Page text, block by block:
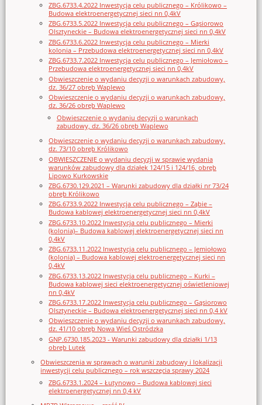
ZBG.6733.4.2022 Inwestycja celu publicznego – Królikowo –
Budowa elektroenergetycznej sieci nn 0,4kV
ZBG.6733.5.2022 Inwestycja celu publicznego – Gąsiorowo
Olsztyneckie – Budowa elektroenergetycznej sieci nn 0,4kV
ZBG.6733.6.2022 Inwestycja celu publicznego – Mierki
kolonia – Przebudowa elektroenergetycznej sieci nn 0,4kV
ZBG.6733.7.2022 Inwestycja celu publicznego – Jemiołowo –
Przebudowa elektroenergetycznej sieci nn 0,4kV
Obwieszczenie o wydaniu decyzji o warunkach zabudowy,
dz. 36/27 obręb Waplewo
Obwieszczenie o wydaniu decyzji o warunkach zabudowy,
dz. 36/26 obręb Waplewo
Obwieszczenie o wydaniu decyzji o warunkach
zabudowy, dz. 36/26 obręb Waplewo
Obwieszczenie o wydaniu decyzji o warunkach zabudowy,
dz. 73/10 obręb Królikowo
OBWIESZCZENIE o wydaniu decyzji w sprawie wydania
warunków zabudowy dla działek 124/15 i 124/16, obręb
Lipowo Kurkowskie
ZBG.6730.129.2021 – Warunki zabudowy dla działki nr 73/24
obręb Królikowo
ZBG.6733.9.2022 Inwestycja celu publicznego – Ząbie –
Budowa kablowej elektroenergetycznej sieci nn 0,4kV
ZBG.6733.10.2022 Inwestycja celu publicznego – Mierki
(kolonia)– Budowa kablowej elektroenergetycznej sieci nn
0,4kV
ZBG.6733.11.2022 Inwestycja celu publicznego – Jemiołowo
(kolonia) – Budowa kablowej elektroenergetycznej sieci nn
0,4kV
ZBG.6733.13.2022 Inwestycja celu publicznego – Kurki –
Budowa kablowej sieci elektroenergetycznej oświetleniowej
nn 0,4kV
ZBG.6733.17.2022 Inwestycja celu publicznego – Gąsiorowo
Olsztyneckie – Budowa elektroenergetycznej sieci nn 0,4 kV
Obwieszczenie o wydaniu decyzji o warunkach zabudowy,
dz. 41/10 obręb Nowa Wieś Ostródzka
GNP.6730.185.2023 - Warunki zabudowy dla działki 1/13
obręb Lutek
Obwieszczenia w sprawach o warunki zabudowy i lokalizacji
inwestycji celu publicznego – rok wszczęcia sprawy 2024
ZBG.6733.1.2024 – Łutynowo – Budowa kablowej sieci
elektroenergetycznej nn 0,4 kV